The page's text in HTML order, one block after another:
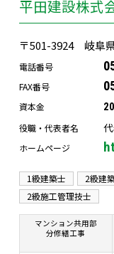
平田建設株式
〒501-3924 岐阜
電話番号
FAX番号
資本金
役職・代表者名
ホームページ
1級建築士 2級建
2級施工管理技士
マンション共用部
分修繕工事